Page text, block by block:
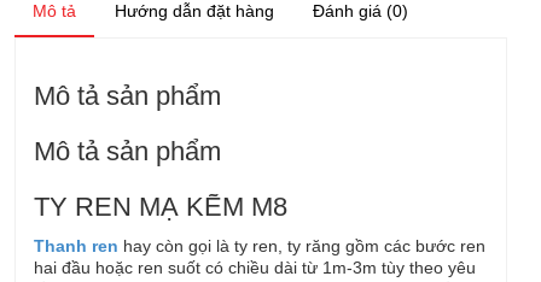
Mô tả Hướng dẫn đặt hàng Đánh giá (0)
Mô tả sản phẩm
Mô tả sản phẩm
TY REN MẠ KẼM M8
Thanh ren hay còn gọi là ty ren, ty răng gồm các bước ren
hai đầu hoặc ren suốt có chiều dài từ 1m-3m tùy theo yêu